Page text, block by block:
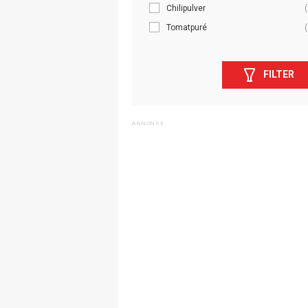
Chilipulver
Tomatpuré
FILTER